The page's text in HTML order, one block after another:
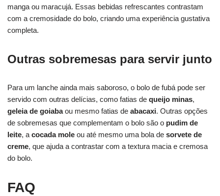
manga ou maracujá. Essas bebidas refrescantes contrastam
com a cremosidade do bolo, criando uma experiência gustativa
completa.
Outras sobremesas para servir junto
Para um lanche ainda mais saboroso, o bolo de fubá pode ser
servido com outras delícias, como fatias de queijo minas,
geleia de goiabaou mesmo fatias de abacaxi. Outras opções
de sobremesas que complementam o bolo são o pudim de
leite, a cocada mole ou até mesmo uma bola de sorvete de
creme, que ajuda a contrastar com a textura macia e cremosa
do bolo.
FAQ